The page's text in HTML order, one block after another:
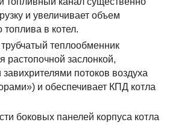
и увеличивает объем
топлива в котел.
теплообменник
растопочной заслонкой,
потоков воздуха
и обеспечивает КПД котла
боковых панелей корпуса котла